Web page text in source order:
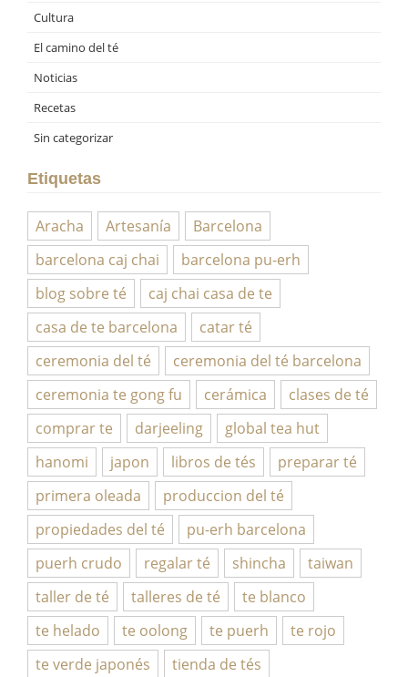
Cultura
El camino del té
Noticias
Recetas
Sin categorizar
Etiquetas
Aracha Artesanía
Barcelona
barcelona caj chai
barcelona pu-erh
blog sobre té
caj chai casa de te
casa de te barcelona
catar té
ceremonia del té
ceremonia del té barcelona
ceremonia te gong fu
cerámica
clases de té
comprar te
darjeeling
global tea hut
hanomi
japon libros de tés
preparar té
primera oleada
produccion del té
propiedades del té
pu-erh barcelona
puerh crudo
regalar té shincha
taiwan
taller de té
talleres de té
te blanco
te helado
te oolong te puerh
te rojo
te verde japonés
tienda de tés